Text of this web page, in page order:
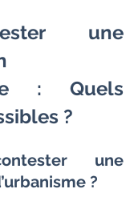
une
: Quels
?
une
?